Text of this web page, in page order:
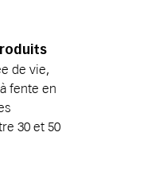
de vie,
fente en
30 et 50